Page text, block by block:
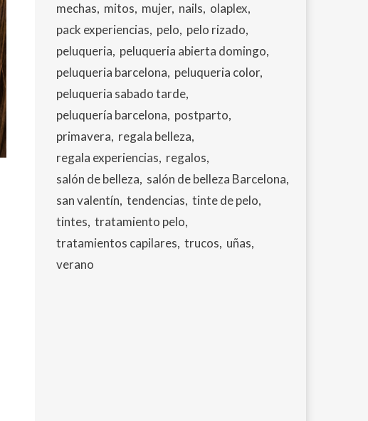
mechas mitos mujer nails olaplex
pack experiencias pelo pelo rizado
peluqueria peluqueria abierta domingo
peluqueria barcelona peluqueria color
peluqueria sabado tarde
peluquería barcelona postparto
primavera regala belleza
regala experiencias regalos
salón de belleza salón de belleza Barcelona
san valentín tendencias tinte de pelo
tintes tratamiento pelo
tratamientos capilares trucos uñas
verano